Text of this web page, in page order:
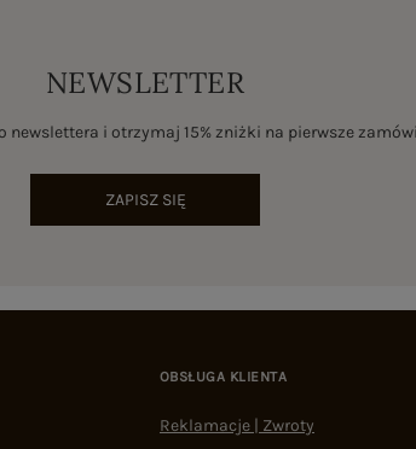
NEWSLETTER
newslettera i otrzymaj 15% zniżki na pierwsze
ZAPISZ SIĘ
OBSŁUGA KLIENTA
Reklamacje | Zwroty